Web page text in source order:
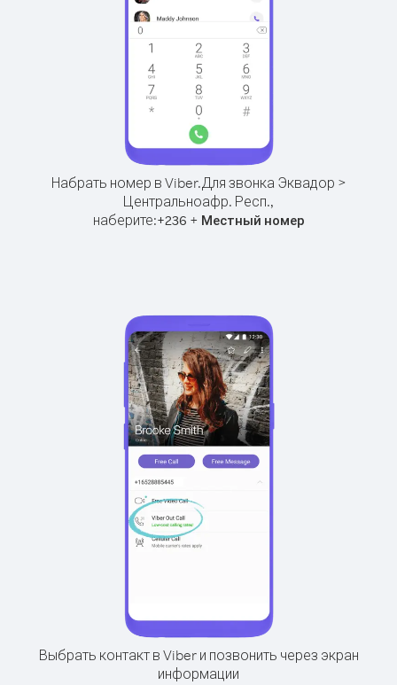
Набрать номер в Viber.Для звонка Эквадор >
Центральноафр. Респ.,
наберите:+236 + Местный номер
Выбрать контакт в Viber и позвонить через экран
информации